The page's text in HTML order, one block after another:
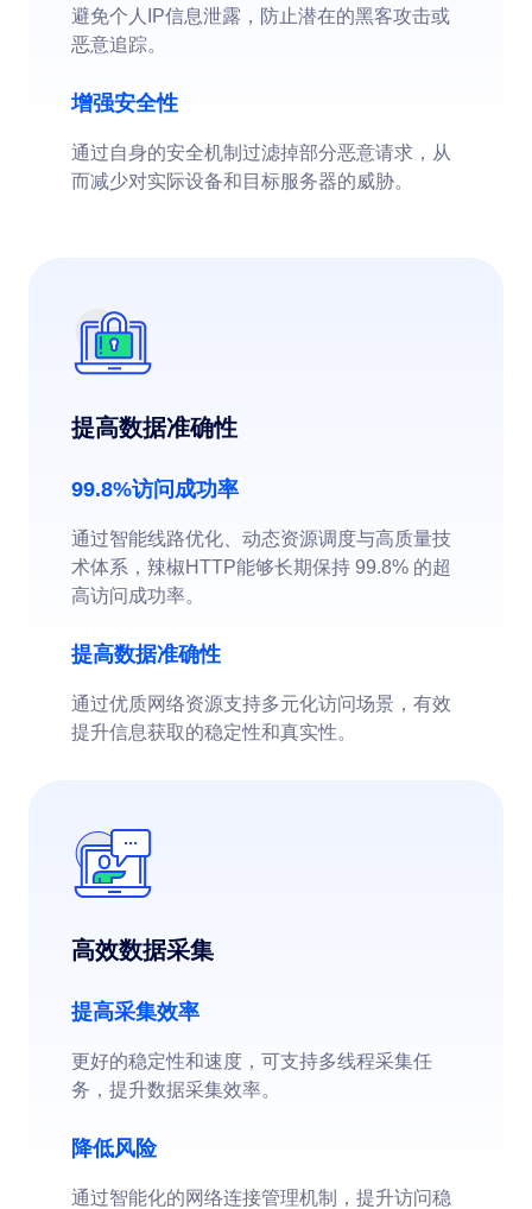
避免个人IP信息泄露，防止潜在的黑客攻击或
恶意追踪。
增强安全性
通过自身的安全机制过滤掉部分恶意请求，从
而减少对实际设备和目标服务器的威胁。
提高数据准确性
99.8%访问成功率
通过智能线路优化、动态资源调度与高质量技
术体系，辣椒HTTP能够长期保持 99.8% 的超
高访问成功率。
提高数据准确性
通过优质网络资源支持多元化访问场景，有效
提升信息获取的稳定性和真实性。
高效数据采集
提高采集效率
更好的稳定性和速度，可支持多线程采集任
务，提升数据采集效率。
降低风险
通过智能化的网络连接管理机制，提升访问稳